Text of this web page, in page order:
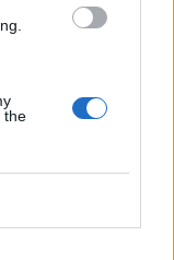
the
e 69 kundër
dorëheqjen e